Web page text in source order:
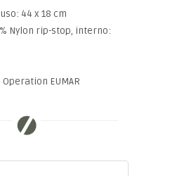
44 x 18 cm
Nylon rip-stop, interno:
EUMAR